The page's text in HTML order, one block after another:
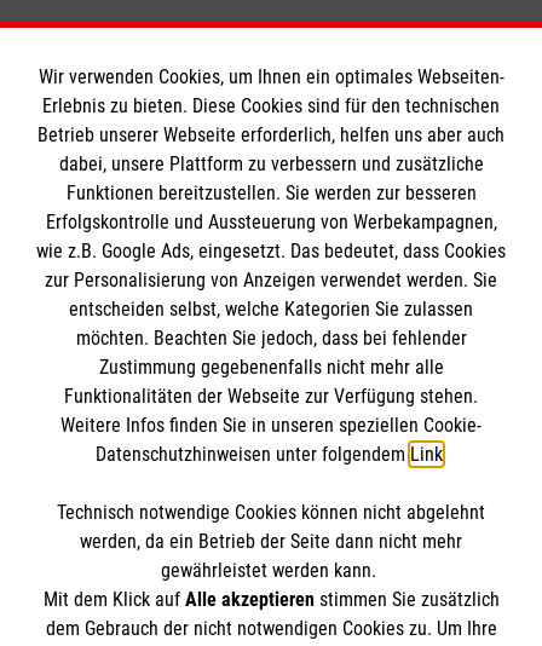
Informationen
Impressum
Datenschutz
Barrierefreiheit
Kontakt
Die Malteser
Malteser in Deutschland
Malteserorden
Sharepoint
Spendenkonto
Bank: Pax-Bank für Kirche und Caritas eG
IBAN: DE52 3706 0193 3000 4330 62
BIC: GENODED1PAX
So finden Sie uns
Hüttenstr. 1
Wir verwenden Cookies, um Ihnen ein optimales Webseiten-
Erlebnis zu bieten. Diese Cookies sind für den technischen
Betrieb unserer Webseite erforderlich, helfen uns aber auch
dabei, unsere Plattform zu verbessern und zusätzliche
Funktionen bereitzustellen. Sie werden zur besseren
Erfolgskontrolle und Aussteuerung von Werbekampagnen,
wie z.B. Google Ads, eingesetzt. Das bedeutet, dass Cookies
zur Personalisierung von Anzeigen verwendet werden. Sie
entscheiden selbst, welche Kategorien Sie zulassen
möchten. Beachten Sie jedoch, dass bei fehlender
Zustimmung gegebenenfalls nicht mehr alle
Funktionalitäten der Webseite zur Verfügung stehen.
Weitere Infos finden Sie in unseren speziellen Cookie-
Datenschutzhinweisen unter folgendem Link.
Technisch notwendige Cookies können nicht abgelehnt
werden, da ein Betrieb der Seite dann nicht mehr
gewährleistet werden kann.
Mit dem Klick auf Alle akzeptierenstimmen Sie zusätzlich
dem Gebrauch der nicht notwendigen Cookies zu. Um Ihre